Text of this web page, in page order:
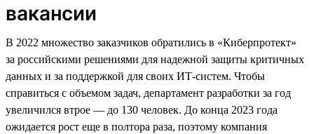
вакансии
В 2022 множество заказчиков обратились в «Киберпротект»
за российскими решениями для надежной защиты критичных
данных и за поддержкой для своих ИТ-систем. Чтобы
справиться с объемом задач, департамент разработки за год
увеличился втрое — до 130 человек. До конца 2023 года
ожидается рост еще в полтора раза, поэтому компания